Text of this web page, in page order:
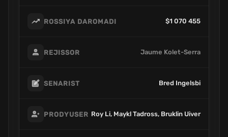
ROSSIYA DAROMADI $1 070 455
REJISSOR Jaume Kolet-Serra
SENARIST Bred Ingelsbi
PRODYUSER Roy Li, Maykl Tadross, Bruklin Uiver